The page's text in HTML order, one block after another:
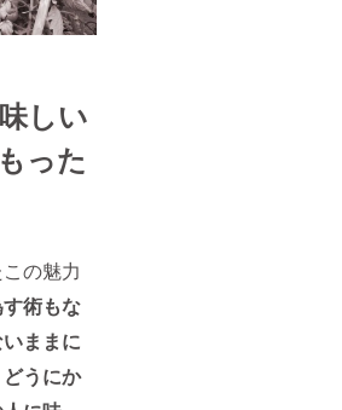
しい
った
の魅力
術もな
ままに
うにか